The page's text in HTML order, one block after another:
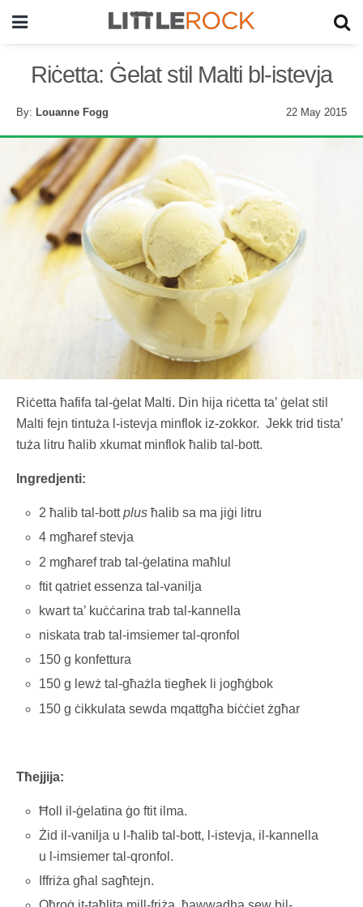
Riċetta: Ġelat stil Malti bl-istevja
By: Louanne Fogg 22 May 2015
Riċetta ħafifa tal-ġelat Malti. Din hija riċetta ta’ ġelat stil
Malti fejn tintuża l-istevja minflok iz-zokkor. Jekk trid tista’
tuża litru ħalib xkumat minflok ħalib tal-bott.
Ingredjenti:
2 ħalib tal-bottplus ħalib sa ma jiġi litru
4 mgħaref stevja
2 mgħaref trab tal-ġelatina maħlul
ftit qatriet essenza tal-vanilja
kwart ta’ kuċċarina trab tal-kannella
niskata trab tal-imsiemer tal-qronfol
150 g konfettura
150 g lewż tal-għażla tiegħek li jogħġbok
150 g ċikkulata sewda mqattgħa biċċiet żgħar
Tħejjija:
Ħoll il-ġelatina ġo ftit ilma.
Żid il-vanilja u l-ħalib tal-bott, l-istevja, il-kannella
u l-imsiemer tal-qronfol.
Iffriża għal sagħtejn.